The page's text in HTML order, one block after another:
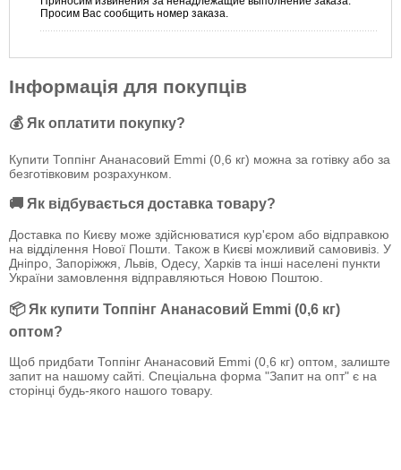
Просим Вас сообщить номер заказа.
Інформація для покупців
💰 Як оплатити покупку?
Купити Топпінг Ананасовий Emmi (0,6 кг) можна за готівку або за
безготівковим розрахунком.
🚚 Як відбувається доставка товару?
Доставка по Києву може здійснюватися кур'єром або відправкою
на відділення Нової Пошти. Також в Києві можливий самовивіз. У
Дніпро, Запоріжжя, Львів, Одесу, Харків та інші населені пункти
України замовлення відправляються Новою Поштою.
📦 Як купити Топпінг Ананасовий Emmi (0,6 кг)
оптом?
Щоб придбати Топпінг Ананасовий Emmi (0,6 кг) оптом, залиште
запит на нашому сайті. Спеціальна форма "Запит на опт" є на
сторінці будь-якого нашого товару.